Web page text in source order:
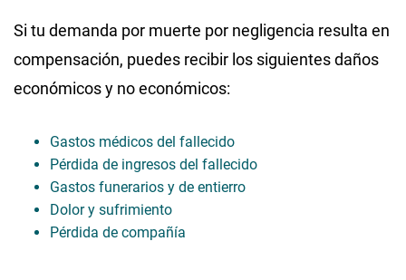
Si tu demanda por muerte por negligencia resulta en
compensación, puedes recibir los siguientes daños
económicos y no económicos:
Gastos médicos del fallecido
Pérdida de ingresos del fallecido
Gastos funerarios y de entierro
Dolor y sufrimiento
Pérdida de compañía